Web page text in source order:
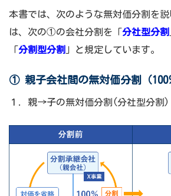
本書では、次のような無対価分割を
は、次の①の会社分割を「分社型分割
「分割型分割 」と規定しています。
① 親子会社間の無対価分割（100
１. 親→子の無対価分割(分社型分割)